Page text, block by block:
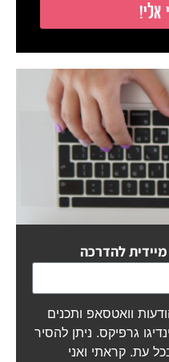
אלי!
לדף
להדרכה
וואטסאפ ותכנים
גרפיקס. ניתן להסיר
עת. קראתי ואני